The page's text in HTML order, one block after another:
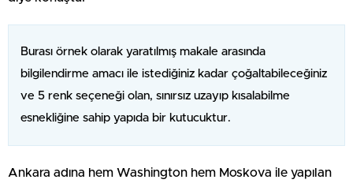
Burası örnek olarak yaratılmış makale arasında
bilgilendirme amacı ile istediğiniz kadar çoğaltabileceğiniz
ve 5 renk seçeneği olan, sınırsız uzayıp kısalabilme
esnekliğine sahip yapıda bir kutucuktur.
Ankara adına hem Washington hem Moskova ile yapılan